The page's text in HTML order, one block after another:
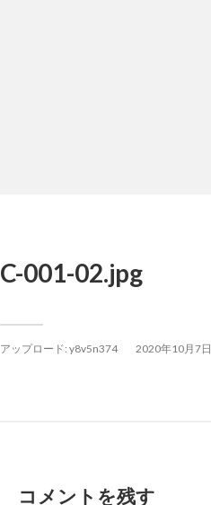
C-001-02.jpg
アップロード: y8v5n374 2020年10月7日
コメントを残す